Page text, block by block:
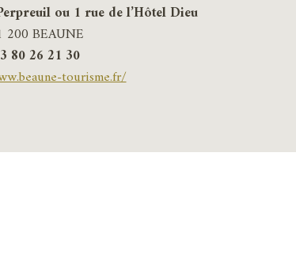
ou 1 rue de l’Hôtel Dieu
200 BEAUNE
80 26 21 30
tourisme.fr/